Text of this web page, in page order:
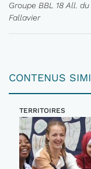
Groupe BBL 18 All.
Fallavier
CONTENUS
TERRITOIRES